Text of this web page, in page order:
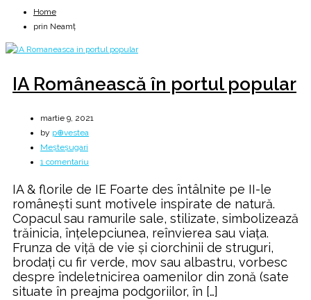
Home
prin Neamţ
IA Românească în portul popular
martie 9, 2021
by p⊕vestea
Meșteșugari
1 comentariu
Românească
în
portul
popular
IA & florile de IE Foarte des întâlnite pe II-le
românești sunt motivele inspirate de natură.
Copacul sau ramurile sale, stilizate, simbolizează
trăinicia, înțelepciunea, reînvierea sau viața.
Frunza de viță de vie și ciorchinii de struguri,
brodați cu fir verde, mov sau albastru, vorbesc
despre îndeletnicirea oamenilor din zonă (sate
situate în preajma podgoriilor, în […]